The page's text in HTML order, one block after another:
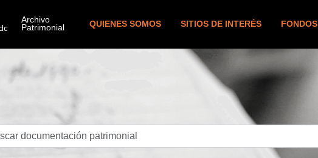
QUIENES SOMOS SITIOS DE INTERÉS FONDOS